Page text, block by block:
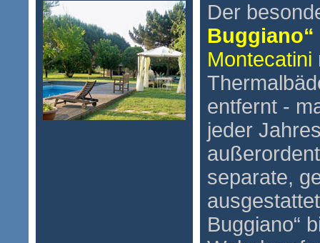
Der
Buggiano“
Montecatini
entfernt -
jeder
separate,
Buggiano“